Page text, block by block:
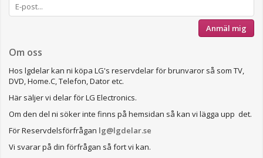
Anmäl mig
Om oss
Hos lgdelar kan ni köpa LG's reservdelar för brunvaror så som TV,
DVD, Home.C, Telefon, Dator etc.
Här säljer vi delar för LG Electronics.
Om den del ni söker inte finns på hemsidan så kan vi lägga upp det.
För Reservdelsförfrågan lg@lgdelar.se
Vi svarar på din förfrågan så fort vi kan.